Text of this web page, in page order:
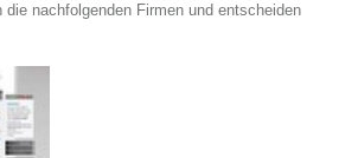
nachfolgenden Firmen und entscheiden